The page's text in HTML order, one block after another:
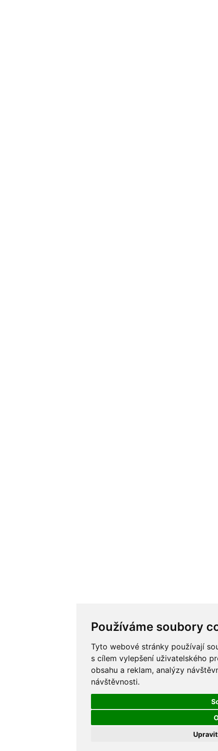
Používáme soubory
Tyto webové stránky používají
s cílem vylepšení uživatelského
obsahu a reklam, analýzy
návštěvnosti.